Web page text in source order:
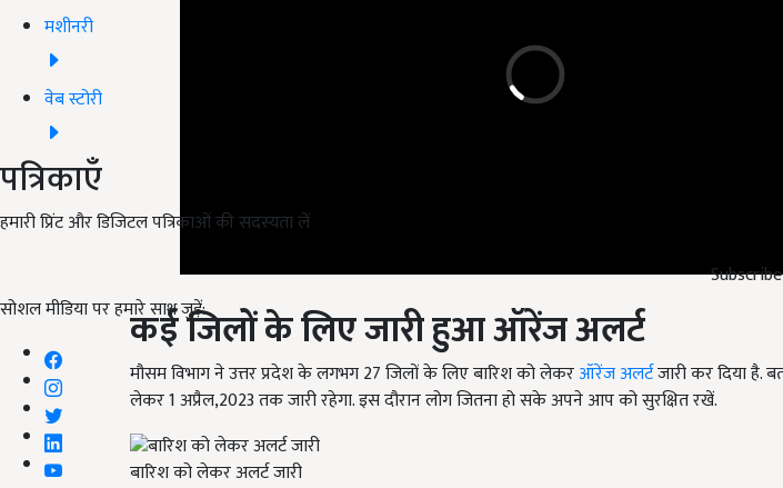
मशीनरी
वेब स्टोरी
पत्रिकाएँ
हमारी प्रिंट और डिजिटल पत्रिकाओं की सदस्यता लें
Subscribe
सोशल मीडिया पर हमारे साथ जुड़ें:कई जिलों के लिए जारी हुआ ऑरेंज अलर्ट
मौसम विभाग ने उत्तर प्रदेश के लगभग 27जिलों के लिए बारिश को लेकरऑरेंज अलर्ट
लेकर1अप्रैल,2023तक जारी रहेगा. इस दौरान लोग जितना हो सके अपने आप को सुरक्षित रखें.
बारिश को लेकर अलर्ट जारी